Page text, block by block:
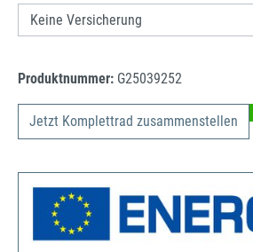
Produktnummer: G25039252
Jetzt Komplettrad zusammenstellen